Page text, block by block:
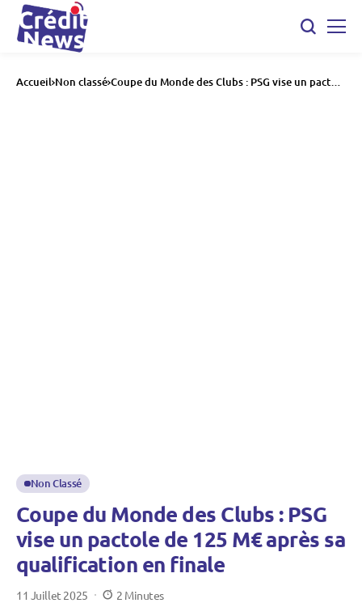
Accueil Non classé Coupe du Monde des Clubs : PSG vise un pactole
de 125 M€ après sa qualification en finale
Non Classé
Coupe du Monde des Clubs : PSG
vise un pactole de 125 M€ après sa
qualification en finale
11 Juillet 2025 2 Minutes